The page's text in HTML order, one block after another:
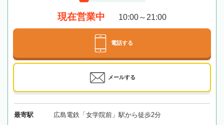
現在営業中 10:00～21:00
電話する
メールする
最寄駅 広島電鉄「女学院前」駅から徒歩2分